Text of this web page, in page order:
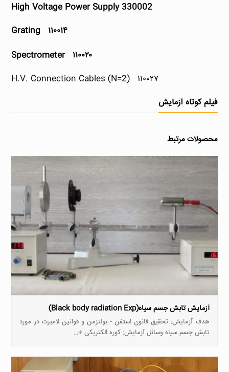
High Voltage Power Supply 330002
Grating
۱۱۰۰۱۴
Spectrometer ۱۱۰۰۲۰
H.V. Connection Cables (N=2)
۱۱۰۰۲۷
فیلم کوتاه آزمایش
محصولات مرتبط
آزمایش تابش جسم سیاه(Black body radiation Exp)
هدف آزمایش: تحقیق قانون استفن - بولتزمن و قوانین لامبرت در مورد
تابش جسم سیاه وسائل آزمایش: کوره الکتریکی +…